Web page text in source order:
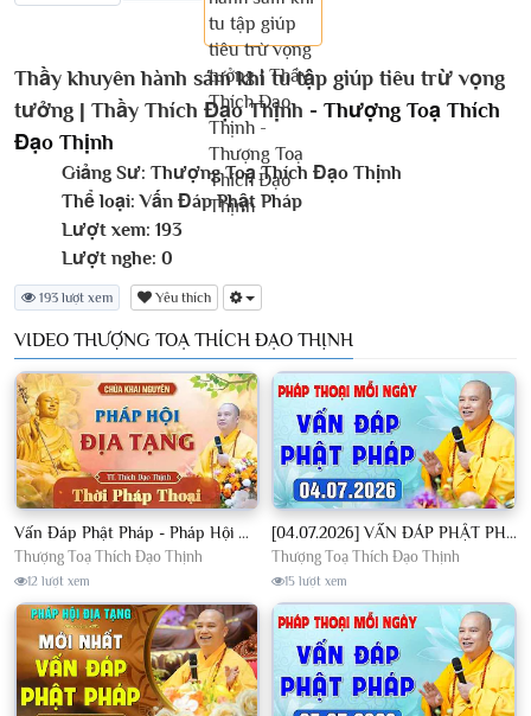
Thầy khuyên hành sám khi tu tập giúp tiêu trừ vọng
tưởng | Thầy Thích Đạo Thịnh - Thượng Toạ Thích
Đạo Thịnh
Giảng Sư: Thượng Toạ Thích Đạo Thịnh
Thể loại: Vấn Đáp Phật Pháp
Lượt xem: 193
Lượt nghe: 0
193 lượt xem Yêu thích
VIDEO THƯỢNG TOẠ THÍCH ĐẠO THỊNH
Vấn Đáp Phật Pháp - Pháp Hội Địa Tạng Ngày 01/08/2026│TT. Thích Đạo Thịnh
Thượng Toạ Thích Đạo Thịnh
12 lượt xem
[04.07.2026] VẤN ĐÁP PHẬT PHÁP - Nghe Thầy giảng Pháp mỗi ngày CÔNG ĐỨC VÔ LƯỢNG│TT. Thích Đạo Thịnh
Thượng Toạ Thích Đạo Thịnh
15 lượt xem